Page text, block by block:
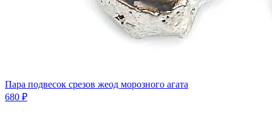
Пара подвесок срезов жеод морозного агата
680 ₽